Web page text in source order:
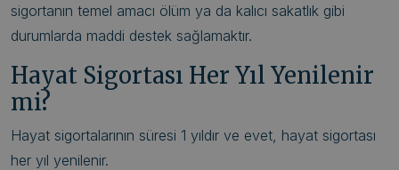
sigortanın temel amacı ölüm ya da kalıcı sakatlık gibi
durumlarda maddi destek sağlamaktır.
Hayat Sigortası Her Yıl Yenilenir
mi?
Hayat sigortalarının süresi 1 yıldır ve evet, hayat sigortası
her yıl yenilenir.